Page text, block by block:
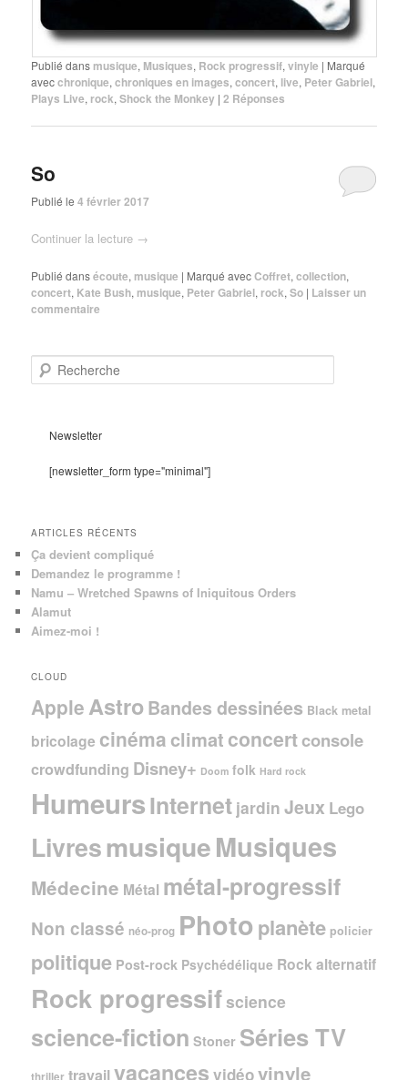
Publié dans musique, Musiques, Rock progressif,vinyle | Marqué
avecchronique,chroniques en images,concert, live, Peter Gabriel,
Plays Live, rock,Shock the Monkey |2 Réponses
So
Publié le4 février 2017
Continuer la lecture →
Publié dansécoute, musique | Marqué avecCoffret,collection,
concert, Kate Bush, musique, Peter Gabriel, rock,So | Laisser un
commentaire
e
Newsletter
[newsletter_form type="minimal"]
ARTICLES RÉCENTS
Ça devient compliqué
Demandez le programme !
Namu – Wretched Spawns of Iniquitous Orders
Alamut
Aimez-moi !
CLOUD
Apple AstroBandes dessinées Black metal
bricolage cinéma climat concertconsole
crowdfunding Disney+ Doom folk Hard rock
HumeursInternet jardin Jeux Lego
LivresmusiqueMusiques
Médecine Métal métal-progressif
Non classé néo-prog Photo planète policier
politique Post-rock Psychédélique Rock alternatif
Rock progressifscience
science-fiction Stoner Séries TV
thriller travail vacances vidéovinyle